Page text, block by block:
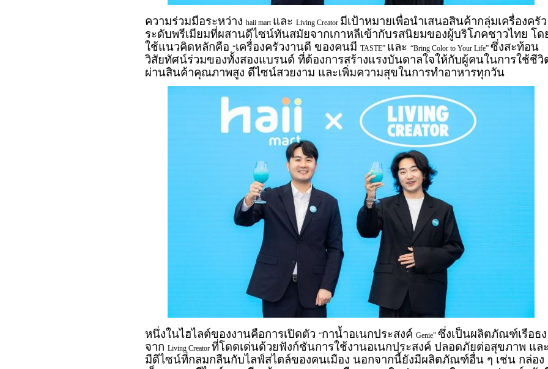
ความร่วมมือระหว่าง haii mart และ Living Creator มีเป้าหมายเพื่อนำเสนอสินค้ากลุ่มเครื่องครัว
ระดับพรีเมียมที่ผสานดีไซน์ทันสมัยจากเกาหลีเข้ากับรสนิยมของผู้บริโภคชาวไทย โด
ใช้แนวคิดหลักคือ “เครื่องครัวงานดี ของคนมี TASTE” และ “Bring Color to Your Life” ซึ่งสะท้อน
วิสัยทัศน์ร่วมของทั้งสองแบรนด์ ที่ต้องการสร้างแรงบันดาลใจให้กับผู้คนในการใช้ชีวิ
ผ่านสินค้าคุณภาพสูง ดีไซน์สวยงาม และเพิ่มความสุขในการทำอาหารทุกวัน
หนึ่งในไฮไลต์ของงานคือการเปิดตัว “กาน้ำอเนกประสงค์ Genie” ซึ่งเป็นผลิตภัณฑ์เรือธง
จาก Living Creator ที่โดดเด่นด้วยฟังก์ชันการใช้งานอเนกประสงค์ ปลอดภัยต่อสุขภาพ แล
มีดีไซน์ที่กลมกลืนกับไลฟ์สไตล์ของคนเมือง นอกจากนี้ยังมีผลิตภัณฑ์อื่น ๆ เช่น กล่อง